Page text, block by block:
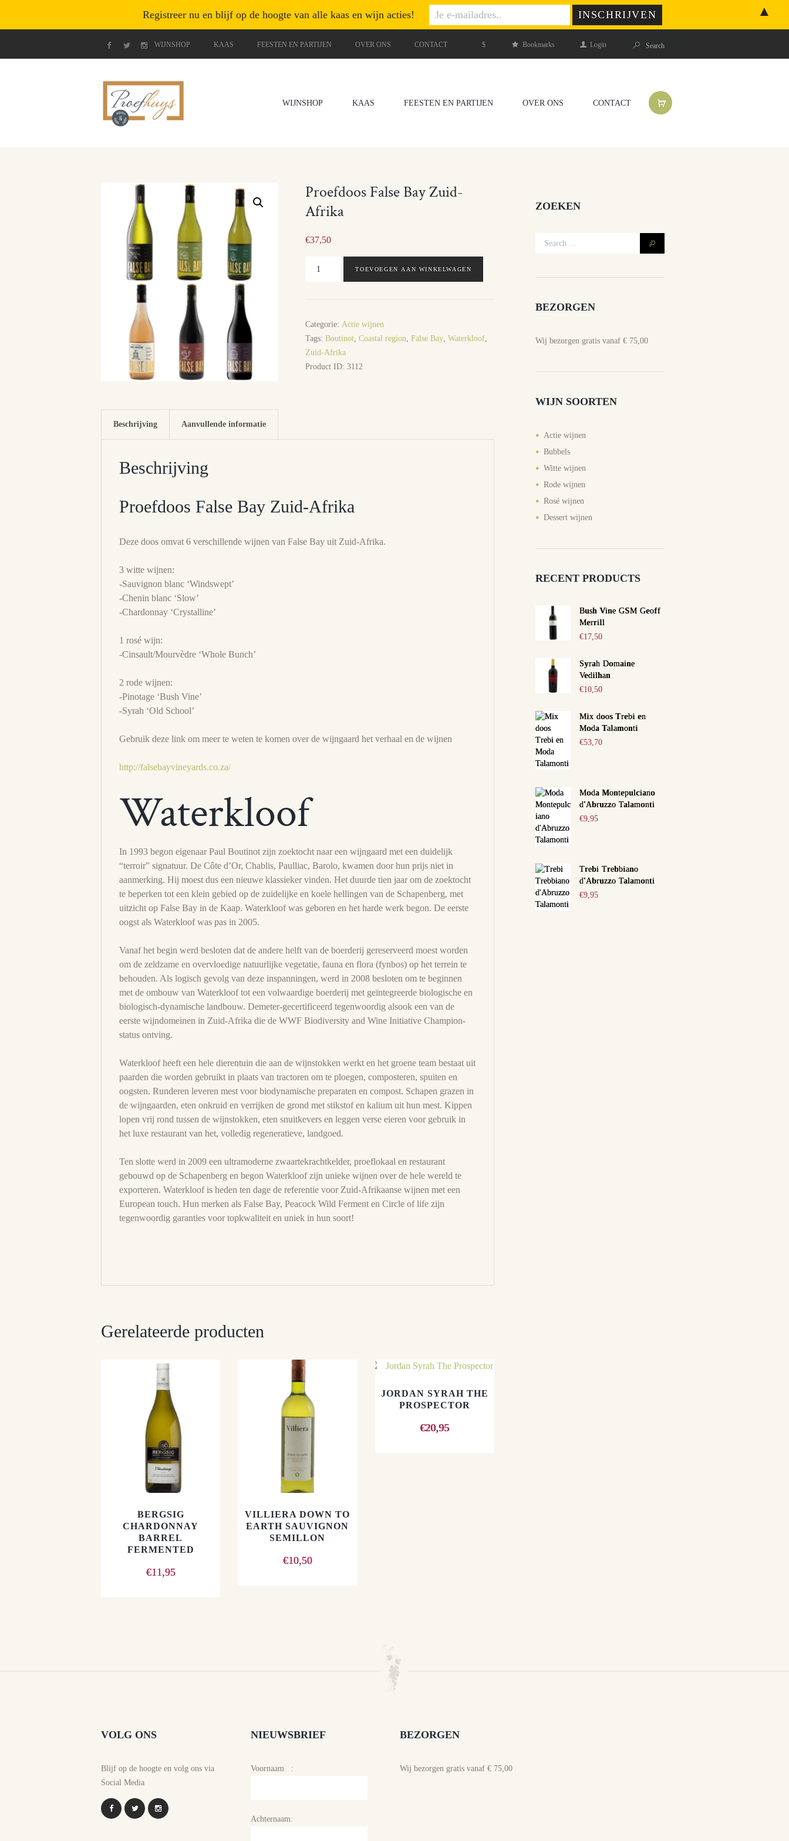
WIJNSHOP KAAS FEESTEN EN PARTIJEN OVER ONS CONTACT $ Bookmarks Login
WIJNSHOP KAAS FEESTEN EN PARTIJEN OVER ONS CONTACT
Proefdoos False Bay Zuid-
Afrika
€37,50
Afrika
aantal
TOEVOEGEN AAN WINKELWAGEN
Categorie: Actie wijnen
Tags:Boutinot ,Coastal region ,False Bay ,Waterkloof
Zuid-Afrika
Product ID:3112
Beschrijving Aanvullende informatie
Beschrijving
Proefdoos False Bay Zuid-Afrika
Deze doos omvat 6 verschillende wijnen van False Bay uit Zuid-Afrika.
3 witte wijnen:
-Sauvignon blanc ‘Windswept’
-Chenin blanc ‘Slow’
-Chardonnay ‘Crystalline’
1 rosé wijn:
-Cinsault/Mourvèdre ‘Whole Bunch’
2 rode wijnen:
-Pinotage ‘Bush Vine’
-Syrah ‘Old School’
Gebruik deze link om meer te weten te komen over de wijngaard het verhaal en de wijnen
http://falsebayvineyards.co.za/
Waterkloof
In 1993 begon eigenaar Paul Boutinot zijn zoektocht naar een wijngaard met een duidelijk
“terroir” signatuur. De Côte d’Or, Chablis, Paulliac, Barolo, kwamen door hun prijs niet in
aanmerking. Hij moest dus een nieuwe klassieker vinden. Het duurde tien jaar om de zoektocht
te beperken tot een klein gebied op de zuidelijke en koele hellingen van de Schapenberg, met
uitzicht op False Bay in de Kaap. Waterkloof was geboren en het harde werk begon. De eerste
oogst als Waterkloof was pas in 2005.
Vanaf het begin werd besloten dat de andere helft van de boerderij gereserveerd moest worden
om de zeldzame en overvloedige natuurlijke vegetatie, fauna en flora (fynbos) op het terrein te
behouden. Als logisch gevolg van deze inspanningen, werd in 2008 besloten om te beginnen
met de ombouw van Waterkloof tot een volwaardige boerderij met geïntegreerde biologische en
biologisch-dynamische landbouw. Demeter-gecertificeerd tegenwoordig alsook een van de
eerste wijndomeinen in Zuid-Afrika die de WWF Biodiversity and Wine Initiative Champion-
status ontving.
Waterkloof heeft een hele dierentuin die aan de wijnstokken werkt en het groene team bestaat uit
paarden die worden gebruikt in plaats van tractoren om te ploegen, composteren, spuiten en
oogsten. Runderen leveren mest voor biodynamische preparaten en compost. Schapen grazen in
de wijngaarden, eten onkruid en verrijken de grond met stikstof en kalium uit hun mest. Kippen
lopen vrij rond tussen de wijnstokken, eten snuitkevers en leggen verse eieren voor gebruik in
het luxe restaurant van het, volledig regeneratieve, landgoed.
Ten slotte werd in 2009 een ultramoderne zwaartekrachtkelder, proeflokaal en restaurant
gebouwd op de Schapenberg en begon Waterkloof zijn unieke wijnen over de hele wereld te
exporteren. Waterkloof is heden ten dage de referentie voor Zuid-Afrikaanse wijnen met een
European touch. Hun merken als False Bay, Peacock Wild Ferment en Circle of life zijn
tegenwoordig garanties voor topkwaliteit en uniek in hun soort!
Gerelateerde producten
BERGSIG
CHARDONNAY
BARREL
FERMENTED
€11,95
VILLIERA DOWN TO
EARTH SAUVIGNON
SEMILLON
€10,50
JORDAN SYRAH THE
PROSPECTOR
€20,95
ZOEKEN
BEZORGEN
Wij bezorgen gratis vanaf € 75,00
WIJN SOORTEN
Actie wijnen
Bubbels
Witte wijnen
Rode wijnen
Rosé wijnen
Dessert wijnen
RECENT PRODUCTS
Bush Vine GSM Geoff
Merrill
€17,50
Syrah Domaine
Vedilhan
€10,50
Mix doos Trebi en
Moda Talamonti
€53,70
Moda Montepulciano
d'Abruzzo Talamonti
€9,95
Trebi Trebbiano
d'Abruzzo Talamonti
€9,95
VOLG ONS
Blijf op de hoogte en volg ons via
Social Media
NIEUWSBRIEF
Voornaam :
Achternaam:
BEZORGEN
Wij bezorgen gratis vanaf € 75,00
Registreer nu en blijf op de hoogte van alle kaas en wijn acties! ▲